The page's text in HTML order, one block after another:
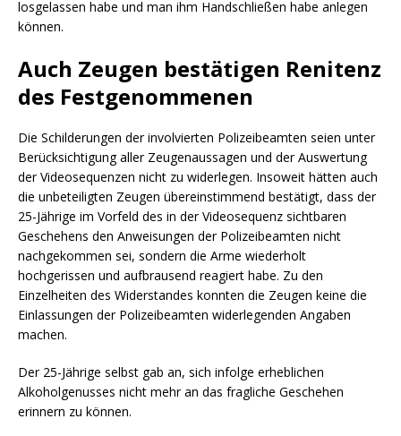
losgelassen habe und man ihm Handschließen habe anlegen
können.
Auch Zeugen bestätigen Renitenz
des Festgenommenen
Die Schilderungen der involvierten Polizeibeamten seien unter
Berücksichtigung aller Zeugenaussagen und der Auswertung
der Videosequenzen nicht zu widerlegen. Insoweit hätten auch
die unbeteiligten Zeugen übereinstimmend bestätigt, dass der
25-Jährige im Vorfeld des in der Videosequenz sichtbaren
Geschehens den Anweisungen der Polizeibeamten nicht
nachgekommen sei, sondern die Arme wiederholt
hochgerissen und aufbrausend reagiert habe. Zu den
Einzelheiten des Widerstandes konnten die Zeugen keine die
Einlassungen der Polizeibeamten widerlegenden Angaben
machen.
Der 25-Jährige selbst gab an, sich infolge erheblichen
Alkoholgenusses nicht mehr an das fragliche Geschehen
erinnern zu können.